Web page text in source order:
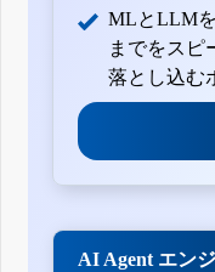
MLとLLM
までをスピ
落とし込む
AI Agent エン